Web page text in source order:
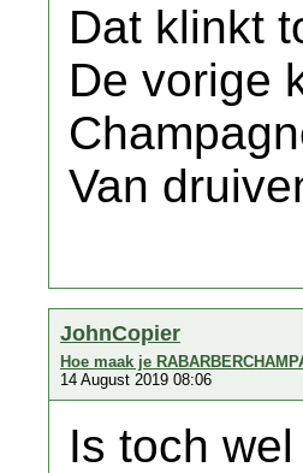
Dat klinkt
De vorige
Van
JohnCopier
Hoe maak je
14 August 2019 08:06
Is toch